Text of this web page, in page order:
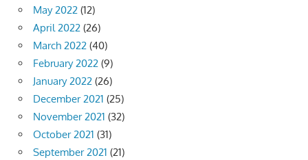
May 2022 (12)
April 2022 (26)
March 2022 (40)
February 2022 (9)
January 2022 (26)
December 2021 (25)
November 2021 (32)
October 2021 (31)
September 2021 (21)